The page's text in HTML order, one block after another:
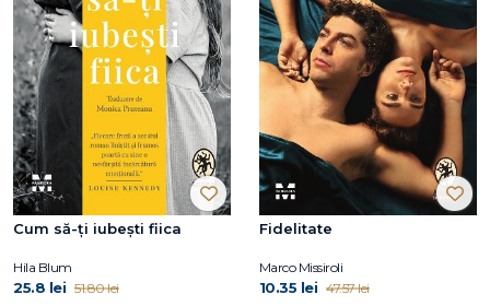
Cum să-ți iubești fiica
Hila Blum
25.8 lei 51.80 lei
Fidelitate
Marco Missiroli
10.35 lei 47.57 lei